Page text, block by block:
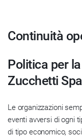
Continuità
Politica per
Zucchetti Spa
Le organizzazioni
eventi avversi di ogni
di tipo economico,